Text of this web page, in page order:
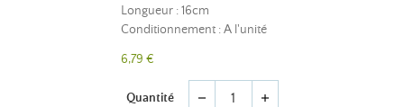
Longueur : 16cm
Conditionnement : A l'unité
6,79 €
Quantité remove add